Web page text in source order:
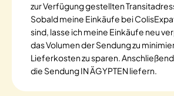
zur Verfügung gestellten
Sobald meine Einkäufe bei
sind, lasse ich meine Einkäufe neu
das Volumen der Sendung zu
Lieferkosten zu sparen.
die Sendung IN ÄGYPTEN liefern.